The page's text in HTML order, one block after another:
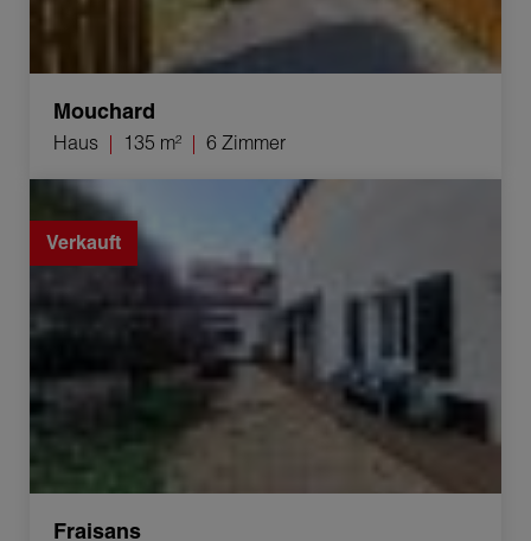
Mouchard
Haus 135 m² 6 Zimmer
Verkauf Haus Fraisans 6 Zimmer 129 m²
Verkauft
Fraisans